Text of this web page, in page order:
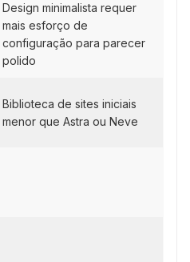
Design minimalista requer
mais esforço de
configuração para parecer
polido
Biblioteca de sites iniciais
menor que Astra ou Neve